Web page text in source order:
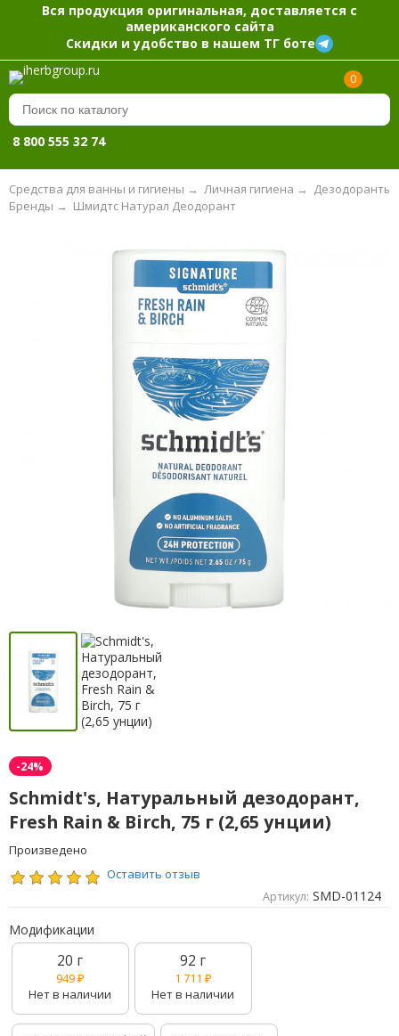
Вся продукция оригинальная, доставляется с
американского сайта
Скидки и удобство в нашем ТГ боте
0
8 800 555 32 74
Средства для ванны и гигиены → Личная гигиена → Дезодоранты
Шмидтс Натурал Деодорант
Бренды →
-24%
Schmidt's, Натуральный дезодорант,
Fresh Rain & Birch, 75 г (2,65 унции)
Произведено
Оставить отзыв
Артикул: SMD-01124
Модификации
20 г
949₽
Нет в наличии
92 г
1 711 ₽
Нет в наличии